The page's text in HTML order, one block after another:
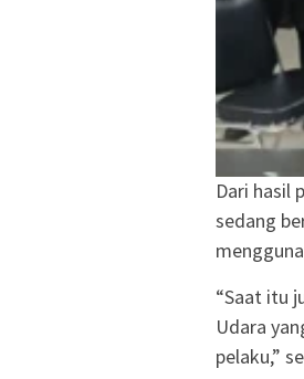
Dari hasil
sedang
“Saat itu
Udara
pelaku,”